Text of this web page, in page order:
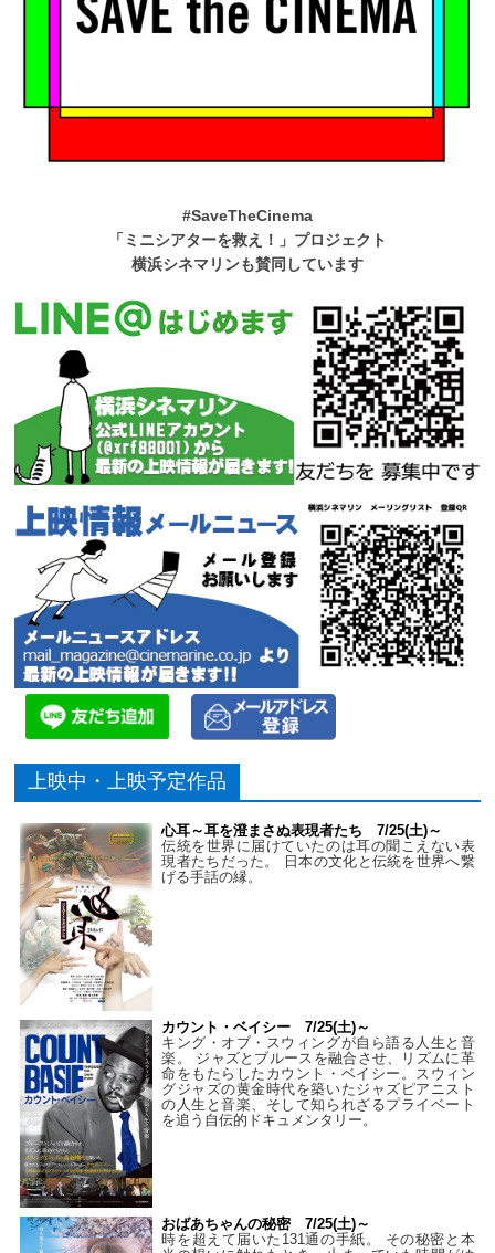
#SaveTheCinema
「ミニシアターを救え！」プロジェクト
横浜シネマリンも賛同しています
上映中・上映予定作品
心耳～耳を澄まさぬ表現者たち 7/25(土)～
伝統を世界に届けていたのは耳の聞こえない表
現者たちだった。 日本の文化と伝統を世界へ繋
げる手話の縁。
カウント・ベイシー 7/25(土)～
キング・オブ・スウィングが自ら語る人生と音
楽。 ジャズとブルースを融合させ、リズムに革
命をもたらしたカウント・ベイシー。スウィン
グジャズの黄金時代を築いたジャズピアニスト
の人生と音楽、そして知られざるプライベート
を追う自伝的ドキュメンタリー。
おばあちゃんの秘密 7/25(土)～
時を超えて届いた131通の手紙。 その秘密と本